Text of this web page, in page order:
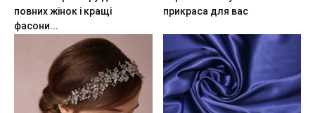
повних жінок і кращі
фасони...
прикраса для вас